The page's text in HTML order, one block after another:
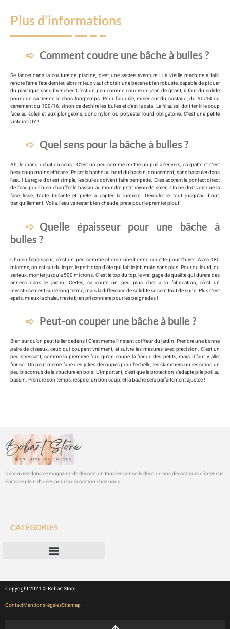
Plus d’informations
Comment coudre une bâche à bulles ?
Se lancer dans la couture de piscine, c’est une sacree aventure ! La vieille machine a failli
rendre l’ame l’ete dernier, alors mieux vaut choisir une becane bien robuste, capable de piquer
du plastique sans broncher. C’est un peu comme coudre un jean de geant, il faut du solide
pour que ca tienne le choc longtemps. Pour l’aiguille, miser sur du costaud, du 90/14 ou
carrement du 100/16, sinon ca dechire les bulles et c’est la cata. Le fil aussi doit tenir le coup
face au soleil et aux plongeons, donc nylon ou polyester lourd obligatoire. C’est une petite
victoire DIY !
Quel sens pour la bâche à bulles ?
Ah, le grand debat du sens ! C’est un peu comme mettre un pull a l’envers, ca gratte et c’est
beaucoup moins efficace. Poser la bache au bord du bassin, doucement, sans basculer dans
l’eau ! La regle d’or est simple, les bulles doivent faire trempette. Elles adorent le contact direct
de l’eau pour bien chauffer le bassin au moindre petit rayon de soleil. On ne doit voir que la
face lisse, toute brillante et prete a capter la lumiere. Derouler le tout jusqu’au bout,
tranquillement. Voila, l’eau va rester bien chaude, prete pour le premier plouf !
Quelle épaisseur pour une bâche à
bulles ?
Choisir l’epaisseur, c’est un peu comme choisir une bonne couette pour l’hiver. Avec 180
microns, on est sur du leger, le petit drap d’ete qui fait le job mais sans plus. Pour du lourd, du
serieux, monter jusqu’a 500 microns. C’est le top du top, le vrai gage de qualite qui durera des
annees dans le jardin. Certes, ca coute un peu plus cher a la fabrication, c’est un
investissement sur le long terme, mais la difference de solidite se sent tout de suite. Plus c’est
epais, mieux la chaleur reste bien prisonniere pour les baignades !
Peut-on couper une bâche à bulle ?
Bien sur qu’on peut tailler dedans ! C’est meme l’instant coiffeur du jardin. Prendre une bonne
paire de ciseaux, ceux qui coupent vraiment, et suivre les mesures avec precision. C’est un
peu stressant, comme la premiere fois qu’on coupe la frange des petits, mais il faut y aller
franco. On peut meme faire des jolies decoupes pour l’echelle, les skimmers ou les coins un
peu biscornus de la structure en bois. L’important, c’est que la protection s’adapte pile poil au
bassin. Prendre son temps, respirer un bon coup, et la bache sera parfaitement ajustee !
Découvrez dans ce magazine de décoration tous les conseils déco de nos décorateurs d’intérieur.
Faites le plein d’idées pour la décoration chez nous
CATÉGORIES
Copyright 2021 © Bobart Store
ContactMentions légalesSitemap